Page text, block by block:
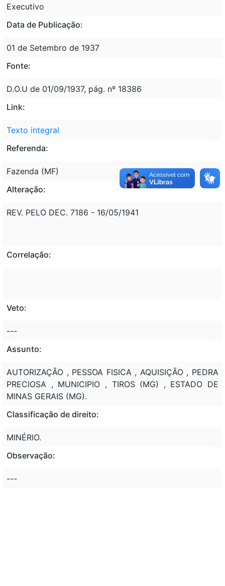
Executivo
Data de Publicação:
01 de Setembro de 1937
Fonte:
D.O.U de 01/09/1937, pág. nº 18386
Link:
Texto integral
Referenda:
Fazenda (MF)
Alteração:
REV. PELO DEC. 7186 - 16/05/1941
Correlação:
Veto:
---
Assunto:
AUTORIZAÇÃO , PESSOA FISICA , AQUISIÇÃO , PEDRA
PRECIOSA , MUNICIPIO , TIROS (MG) , ESTADO DE
MINAS GERAIS (MG).
Classificação de direito:
MINÉRIO.
Observação:
---